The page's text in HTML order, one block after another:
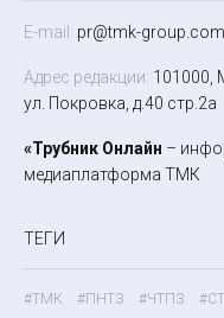
E-mail: pr@tmk-group.com
Адрес редакции: 101000,
ул. Покровка, д.40 стр.2а
«Трубник Онлайн –
медиаплатформа ТМК
ТЕГИ
#ТМК #ПНТЗ #ЧТПЗ